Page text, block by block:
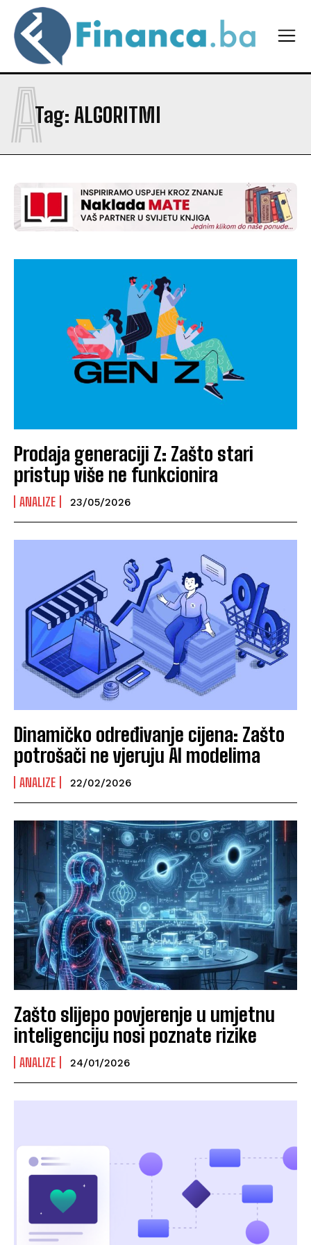
Tag: ALGORITMI
A
Prodaja generaciji Z: Zašto stari
pristup više ne funkcionira
ANALIZE 23/05/2026
Dinamičko određivanje cijena: Zašto
potrošači ne vjeruju AI modelima
ANALIZE 22/02/2026
Zašto slijepo povjerenje u umjetnu
inteligenciju nosi poznate rizike
ANALIZE 24/01/2026